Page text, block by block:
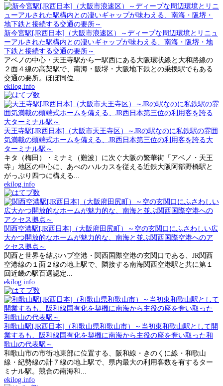
新今宮駅[JR西日本]（大阪市浪速区）～ディープな周辺環境とリニュ
ーアルされた駅構内との凄いギャップが味わえる、南海・阪堺・地
下鉄と接続する交通の要所～
アベノの中心・天王寺駅から一駅西にある大阪環状線と大和路線の
２面４線の高架駅で、南海・阪堺・大阪地下鉄との乗換駅でもある
交通の要所。ほぼ同位...
ekilog.info
天王寺駅[JR西日本]（大阪市天王寺区）～JRの駅なのに私鉄駅の雰囲
気満載の頭端式ホームを備える、JR西日本第三位の利用客を誇る大
ターミナル駅～
キタ（梅田）・ミナミ（難波）に次ぐ大阪の繁華街「アベノ・天王
寺」地区の中心に、あべのハルカスを従える近鉄大阪阿部野橋駅と
がっぷり四つに構える...
ekilog.info
関西空港駅[JR西日本]（大阪府田尻町）～空の玄関口にふさわしい広
大かつ開放的なホームが魅力的な、南海と並ぶ関西国際空港へのア
クセス拠点～
関西と世界を結ぶハブ空港・関西国際空港の玄関口である、JR関西
空港線の１面２線の地上駅で、隣接する南海関西空港駅と共に第１
回近畿の駅百選認定...
ekilog.info
和歌山駅[JR西日本]（和歌山県和歌山市）～当初東和歌山駅として開
業するも、阪和線国有化を契機に南海から主役の座を奪い取った和
歌山の代表駅～
和歌山市の市街地東部に位置する、阪和線・きのくに線・和歌山
線・紀勢線の計７線の地上駅で、県内最大の利用客数を有するター
ミナル駅。競合の南海和...
ekilog.info